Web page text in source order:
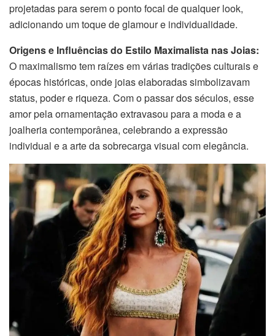
projetadas para serem o ponto focal de qualquer look,
adicionando um toque de glamour e individualidade.
Origens e Influências do Estilo Maximalista nas Joias:
O maximalismo tem raízes em várias tradições culturais e
épocas históricas, onde joias elaboradas simbolizavam
status, poder e riqueza. Com o passar dos séculos, esse
amor pela ornamentação extravasou para a moda e a
joalheria contemporânea, celebrando a expressão
individual e a arte da sobrecarga visual com elegância.